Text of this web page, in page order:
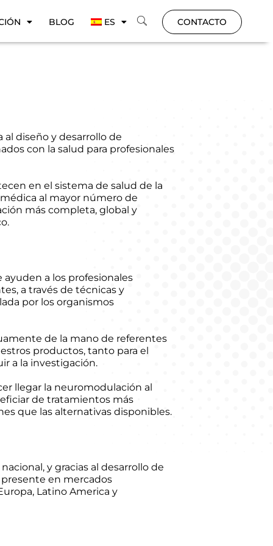
BLOG ES CONTACTO
diseño y desarrollo de
con la salud para profesionales
en el sistema de salud de la
al mayor número de
más completa, global y
a los profesionales
a través de técnicas y
por los organismos
de la mano de referentes
productos, tanto para el
a la investigación.
llegar la neuromodulación al
de tratamientos más
que las alternativas disponibles.
y gracias al desarrollo de
en mercados
Latino America y